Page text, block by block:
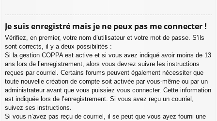
Je suis enregistré mais je ne peux pas me connecter !
Vérifiez, en premier, votre nom d’utilisateur et votre mot de passe. S’ils
sont corrects, il y a deux possibilités :
Si la gestion COPPA est active et si vous avez indiqué avoir moins de 13
ans lors de l’enregistrement, alors vous devrez suivre les instructions
reçues par courriel. Certains forums peuvent également nécessiter que
toute nouvelle création de compte soit activée par vous-même ou par un
administrateur avant que vous puissiez vous connecter. Cette information
est indiquée lors de l’enregistrement. Si vous avez reçu un courriel,
suivez ses instructions.
Si vous n’avez pas reçu de courriel, il se peut que vous ayez fourni une